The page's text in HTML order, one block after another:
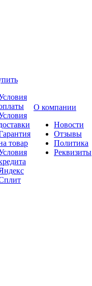
товар
О компании
Новости
Отзывы
Политика
Реквизиты